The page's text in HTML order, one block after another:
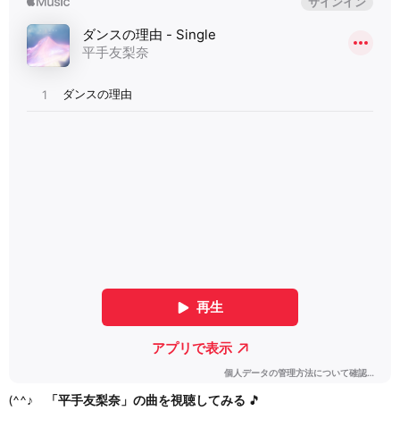
(^^♪ 「平手友梨奈」の曲を視聴してみる 🎵